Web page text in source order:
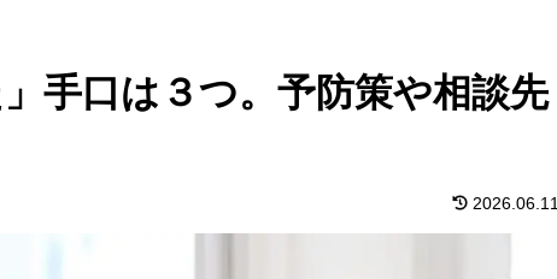
手口は３つ。予防策や相談先
2026.06.11